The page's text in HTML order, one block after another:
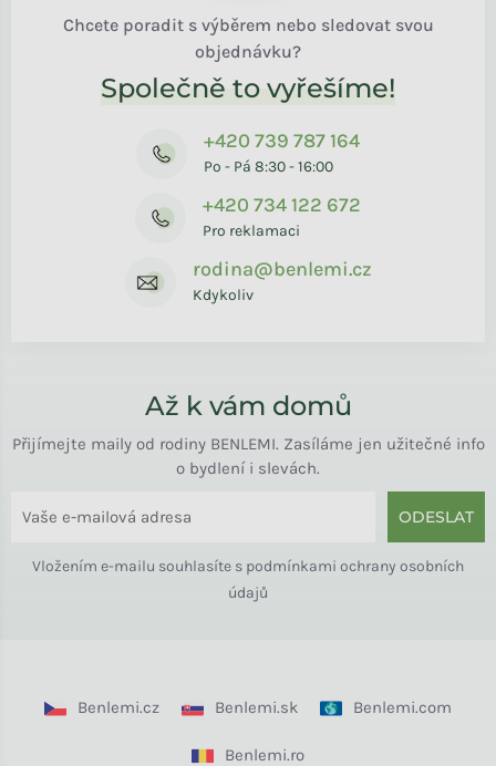
Chcete poradit s výběrem nebo sledovat svou
objednávku?
Společně to vyřešíme!
+420 739 787 164
Po - Pá 8:30 - 16:00
+420 734 122 672
Pro reklamaci
rodina@benlemi.cz
Kdykoliv
Až k vám domů
Přijímejte maily od rodiny BENLEMI. Zasíláme jen užitečné info
o bydlení i slevách.
ODESLAT
Vložením e-mailu souhlasíte s podmínkami ochrany osobních
údajů
Benlemi.cz Benlemi.sk Benlemi.com
Benlemi.ro